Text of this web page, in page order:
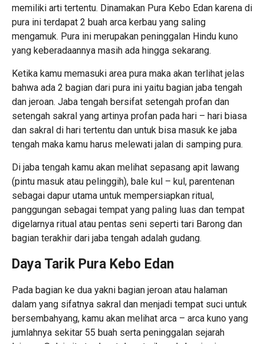
memiliki arti tertentu. Dinamakan Pura Kebo Edan karena di
pura ini terdapat 2 buah arca kerbau yang saling
mengamuk. Pura ini merupakan peninggalan Hindu kuno
yang keberadaannya masih ada hingga sekarang.
Ketika kamu memasuki area pura maka akan terlihat jelas
bahwa ada 2 bagian dari pura ini yaitu bagian jaba tengah
dan jeroan. Jaba tengah bersifat setengah profan dan
setengah sakral yang artinya profan pada hari – hari biasa
dan sakral di hari tertentu dan untuk bisa masuk ke jaba
tengah maka kamu harus melewati jalan di samping pura.
Di jaba tengah kamu akan melihat sepasang apit lawang
(pintu masuk atau pelinggih), bale kul – kul, parentenan
sebagai dapur utama untuk mempersiapkan ritual,
panggungan sebagai tempat yang paling luas dan tempat
digelarnya ritual atau pentas seni seperti tari Barong dan
bagian terakhir dari jaba tengah adalah gudang.
Daya Tarik Pura Kebo Edan
Pada bagian ke dua yakni bagian jeroan atau halaman
dalam yang sifatnya sakral dan menjadi tempat suci untuk
bersembahyang, kamu akan melihat arca – arca kuno yang
jumlahnya sekitar 55 buah serta peninggalan sejarah